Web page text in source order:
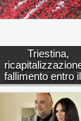
Triestina,
fallimento entro